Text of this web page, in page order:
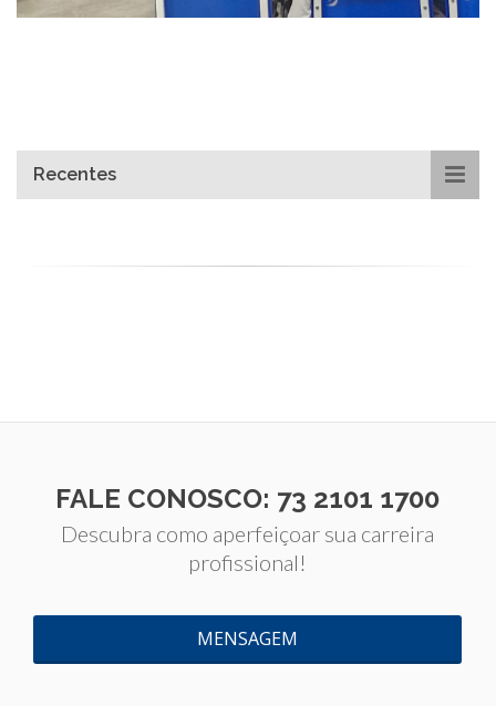
Recentes
FALE CONOSCO: 73 2101 1700
Descubra como aperfeiçoar sua carreira
profissional!
MENSAGEM